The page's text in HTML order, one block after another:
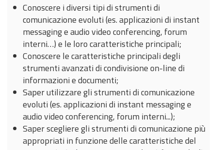
Conoscere i diversi tipi di strumenti di
comunicazione evoluti (es. applicazioni di instant
messaging e audio video conferencing, forum
interni…) e le loro caratteristiche principali;
Conoscere le caratteristiche principali degli
strumenti avanzati di condivisione on-line di
informazioni e documenti;
Saper utilizzare gli strumenti di comunicazione
evoluti (es. applicazioni di instant messaging e
audio video conferencing, forum interni...);
Saper scegliere gli strumenti di comunicazione più
appropriati in funzione delle caratteristiche del